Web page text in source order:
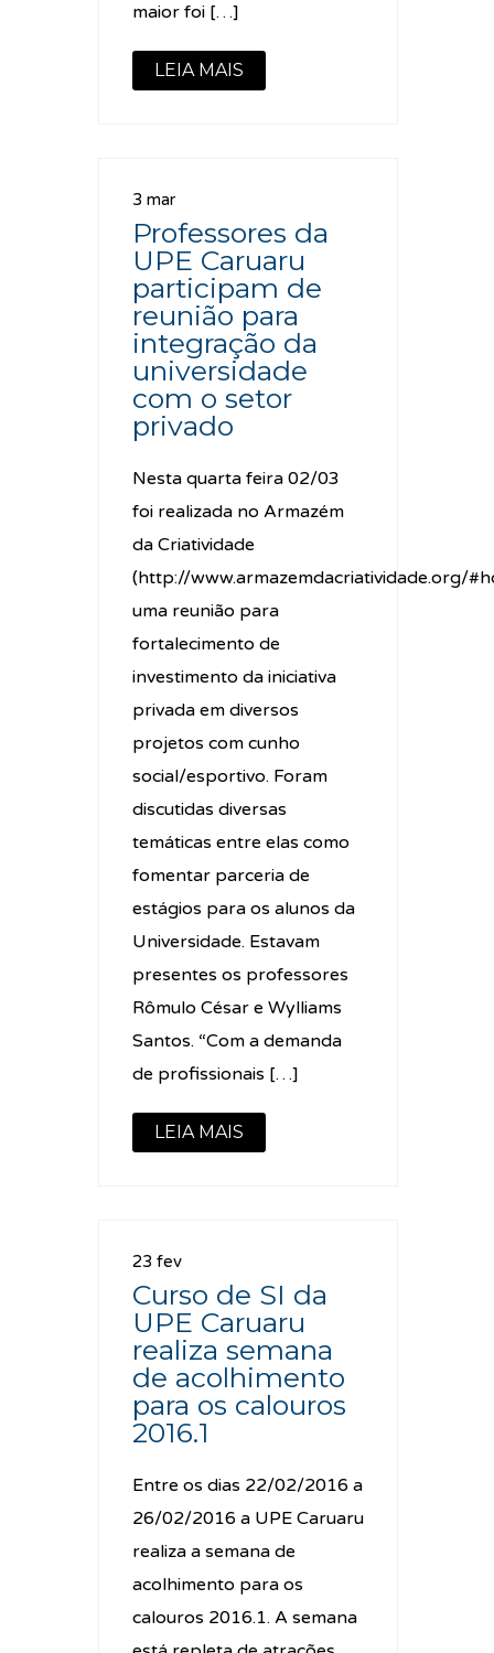
maior foi […]
LEIA MAIS
3 mar
Professores da
UPE Caruaru
participam de
reunião para
integração da
universidade
com o setor
privado
Nesta quarta feira 02/03
foi realizada no Armazém
da Criatividade
(http://www.armazemdacriatividade.org/
uma reunião para
fortalecimento de
investimento da iniciativa
privada em diversos
projetos com cunho
social/esportivo. Foram
discutidas diversas
temáticas entre elas como
fomentar parceria de
estágios para os alunos da
Universidade. Estavam
presentes os professores
Rômulo César e Wylliams
Santos. “Com a demanda
de profissionais […]
LEIA MAIS
23 fev
Curso de SI da
UPE Caruaru
realiza semana
de acolhimento
para os calouros
2016.1
Entre os dias 22/02/2016 a
26/02/2016 a UPE Caruaru
realiza a semana de
acolhimento para os
calouros 2016.1. A semana